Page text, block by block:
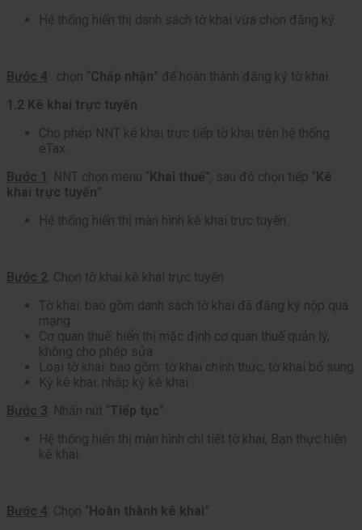
Hệ thống hiển thị danh sách tờ khai vừa chọn đăng ký.
Bước 4: chọn “Chấp nhận” để hoàn thành đăng ký tờ khai.
1.2 Kê khai trực tuyến
Cho phép NNT kê khai trực tiếp tờ khai trên hệ thống
eTax.
Bước 1 : NNT chọn menu “Khai thuế”, sau đó chọn tiếp “Kê
khai trực tuyến”
Hệ thống hiển thị màn hình kê khai trực tuyến
Bước 2: Chọn tờ khai kê khai trực tuyến
Tờ khai: bao gồm danh sách tờ khai đã đăng ký nộp qua
mạng
Cơ quan thuế: hiển thị mặc định cơ quan thuế quản lý,
không cho phép sửa
Loại tờ khai: bao gồm: tờ khai chính thức, tờ khai bổ sung
Kỳ kê khai: nhập kỳ kê khai
Bước 3: Nhấn nút “Tiếp tục”
Hệ thống hiển thị màn hình chi tiết tờ khai, Bạn thực hiện
kê khai.
Bước 4: Chọn “Hoàn thành kê khai”